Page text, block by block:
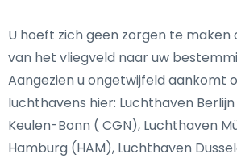
U hoeft zich geen zorgen te maken
van het vliegveld naar uw
Aangezien u ongetwijfeld aankomt
luchthavens hier: Luchthaven
Keulen-Bonn ( CGN), Luchthaven
Hamburg (HAM), Luchthaven